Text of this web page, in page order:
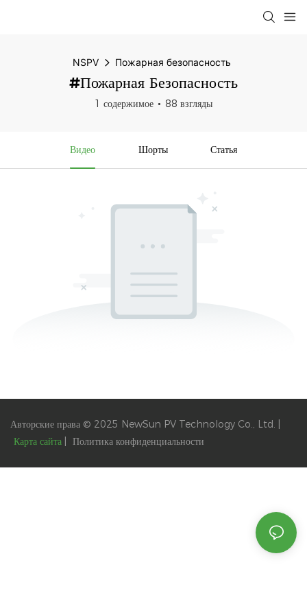
NSPV Пожарная безопасность
#Пожарная Безопасность
1 содержимое 88 взгляды
Видео Шорты Статья
Авторские права © 2025 NewSun PV Technology Co., Ltd. |
Карта сайта
Политика конфиденциальности